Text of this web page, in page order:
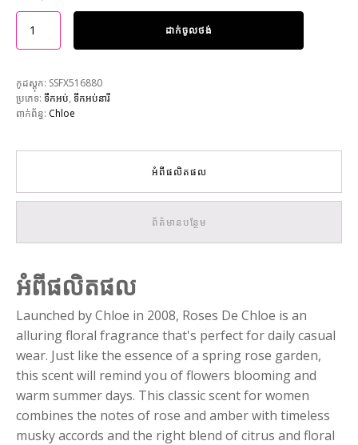
ដាក់ចូលថង់
កូដស្តុក: SSFX516880
ប្រភេទ: ទឹកអប់, ទឹកអប់នារី
ពាក់ព័ន្ធ: Chloe
អំពីផលិតផល
ព័ត៌មានបន្ថែម
អំពីផលិតផល
Launched by Chloe in 2008, Roses De Chloe is an
alluring floral fragrance that's perfect for daily casual
wear. Just like the essence of a spring rose garden,
this scent will remind you of flowers blooming and
warm summer days. This classic scent for women
combines the notes of rose and amber with timeless
musky accords and the right blend of citrus and floral